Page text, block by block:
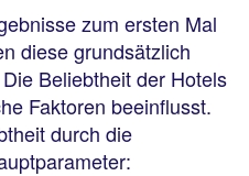
zum ersten Mal
diese grundsätzlich
Beliebtheit der Hotels
Faktoren beeinflusst.
durch die